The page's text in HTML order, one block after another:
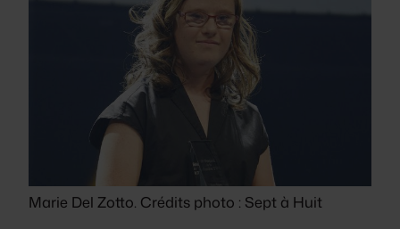
Marie Del Zotto. Crédits photo : Sept à Huit